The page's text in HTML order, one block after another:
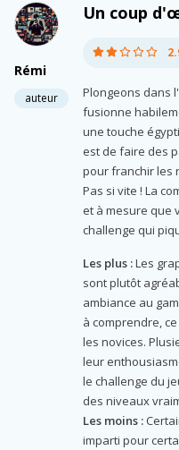
Rémi
auteur
Un coup
Plongeons dans
fusionne
une touche
est de faire des
pour franchir les
Pas si vite ! La
et à mesure que
challenge qui
Les plus :Les
sont plutôt
ambiance au
à comprendre,
les novices.
leur
le challenge du
des niveaux
Les moins :
imparti pour